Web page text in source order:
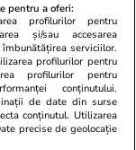
pentru a oferi:
profilurilor pentru
și/sau accesarea
serviciilor.
profilurilor pentru
profilurilor pentru
conținutului.
de date din surse
conținutul. Utilizarea
precise de geolocație